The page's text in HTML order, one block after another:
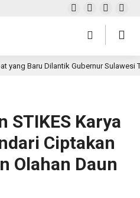
yang Baru Dilantik Gubernur Sulawesi
STIKES Karya
Ciptakan
Olahan Daun